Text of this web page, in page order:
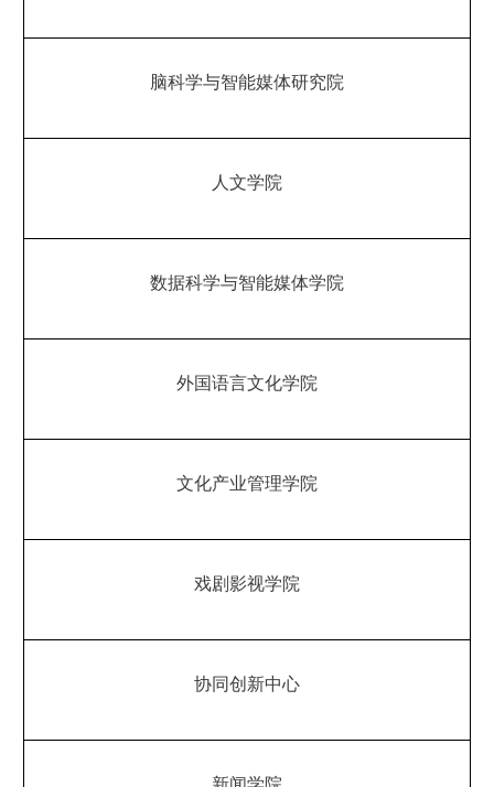
脑科学与智能媒体研究院
人文学院
数据科学与智能媒体学院
外国语言文化学院
文化产业管理学院
戏剧影视学院
协同创新中心